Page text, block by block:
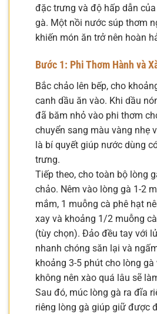
đặc trưng và độ hấp dẫn
gà. Một nồi nước súp thơm
khiến món ăn trở nên hoàn
Bước 1: Phi Thơm Hành và
Bắc chảo lên bếp, cho
canh dầu ăn vào. Khi dầu
đã băm nhỏ vào phi thơm
chuyển sang màu vàng nhẹ
là bí quyết giúp nước dùng
trưng.
Tiếp theo, cho toàn bộ lòng
chảo. Nêm vào lòng gà 1-2
mắm, 1 muỗng cà phê hạt
xay và khoảng 1/2 muỗng
(tùy chọn). Đảo đều tay với
nhanh chóng săn lại và
khoảng 3-5 phút cho lòng
không nên xào quá lâu sẽ
Sau đó, múc lòng gà ra đĩa
riêng lòng gà giúp giữ được